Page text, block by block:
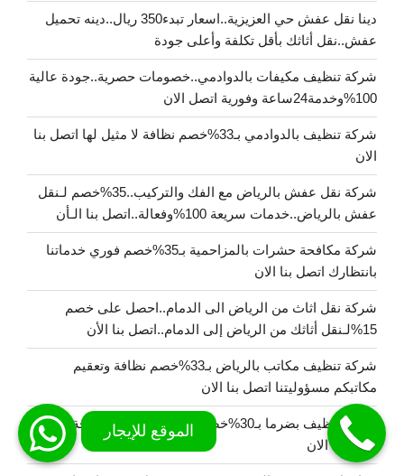
دينا نقل عفش حي العزيزية..اسعار تبدء350 ريال..دينه تحميل
عفش..نقل أثاثك بأقل تكلفة وأعلى جودة
شركة تنظيف مكيفات بالدوادمي..خصومات حصرية..جودة عالية
100%وخدمة24ساعة وفورية اتصل الان
شركة تنظيف بالدوادمي بـ33%خصم نظافة لا مثيل لها اتصل بنا
الان
شركة نقل عفش بالرياض مع الفك والتركيب..35%خصم لـنقل
عفش بالرياض..خدمات سريعة 100%وفعالة..اتصل بنا الـأن
شركة مكافحة حشرات بالمزاحمية بـ35%خصم فوري خدماتنا
بانتظارك اتصل بنا الان
شركة نقل اثاث من الرياض الى الدمام..احصل على خصم
15%لـنقل أثاثك من الرياض إلى الدمام..اتصل بنا الأن
شركة تنظيف مكاتب بالرياض بـ33%خصم نظافة وتعقيم
مكاتبكم مسؤوليتنا اتصل بنا الان
شركة تنظيف بضرما بـ30%خصم خدمات تنظيف موثوقة وآمنة
اتصل بنا الان